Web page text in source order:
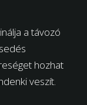
a távozó
hozhat
veszít.